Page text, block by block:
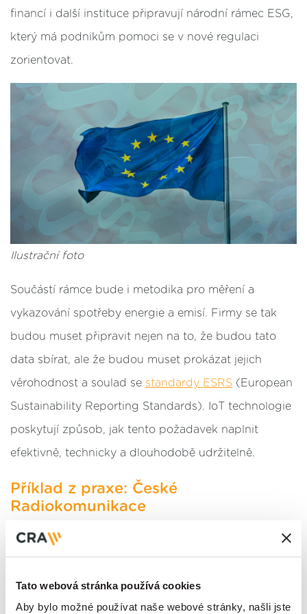
Tato webová stránka používá cookies
Aby bylo možné používat naše webové stránky, našli jste
financí i další instituce připravují národní rámec ESG,
který má podnikům pomoci se v nové regulaci
zorientovat.
Ilustrační foto
Součástí rámce bude i metodika pro měření a
vykazování spotřeby energie a emisí. Firmy se tak
budou muset připravit nejen na to, že budou tato
data sbírat, ale že budou muset prokázat jejich
věrohodnost a soulad se standardy ESRS (European
Sustainability Reporting Standards). IoT technologie
poskytují způsob, jak tento požadavek naplnit
efektivně, technicky a dlouhodobě udržitelně.
Příklad z praxe: České
Radiokomunikace
Příkladem využití IoT technologií v oblasti ESG je
společnost CRA. Ta nasadila řešení prosběr a
analýzu dat o spotřebě energie v reálném čase a
zároveň integruje systémy prediktivní údržby, které